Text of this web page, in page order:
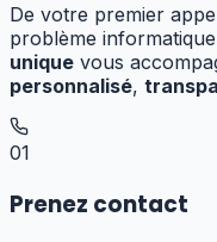
De votre premier
problème
unique vous
personnalisé,
01
Prenez contact